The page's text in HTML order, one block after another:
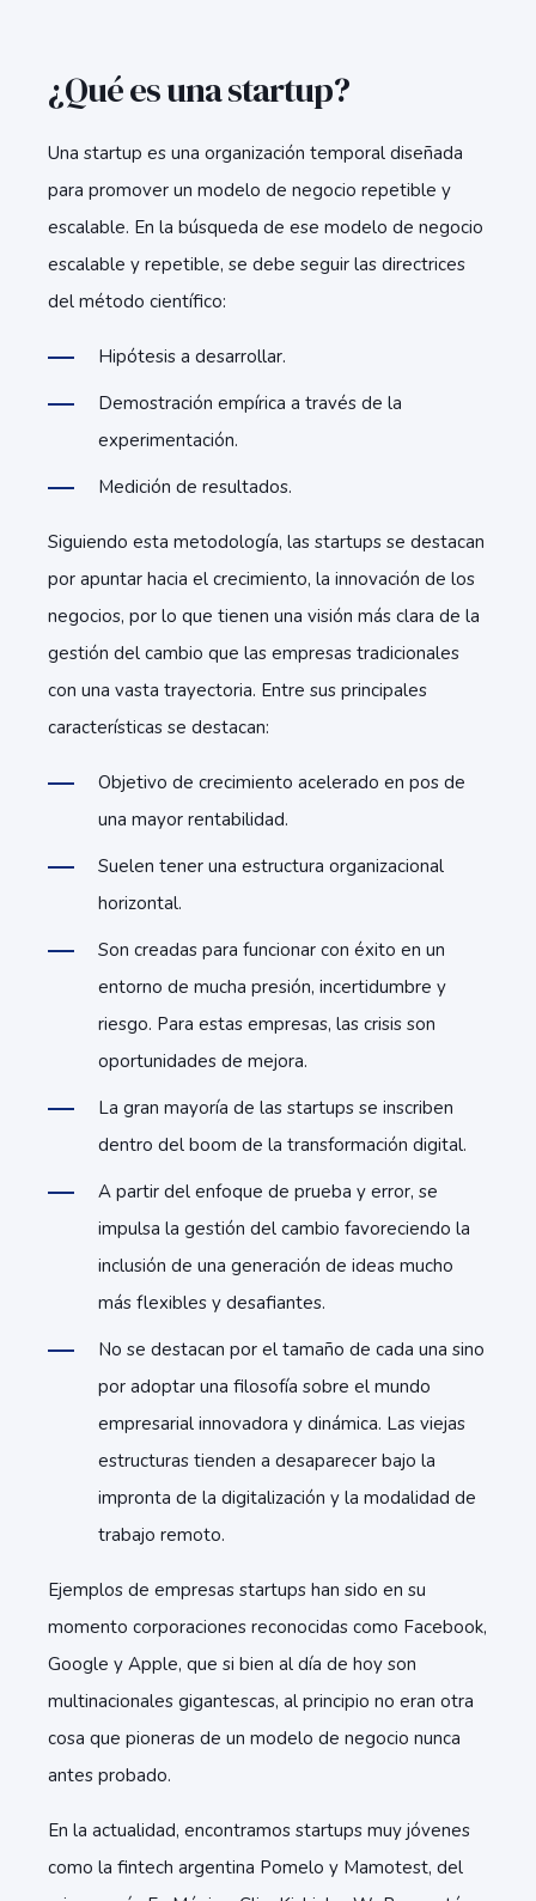
¿Qué es una startup?
Una startup es una organización temporal diseñada
para promover un modelo de negocio repetible y
escalable. En la búsqueda de ese modelo de negocio
escalable y repetible, se debe seguir las directrices
del método científico:
Hipótesis a desarrollar.
Demostración empírica a través de la
experimentación.
Medición de resultados.
Siguiendo esta metodología, las startups se destacan
por apuntar hacia el crecimiento, la innovación de los
negocios, por lo que tienen una visión más clara de la
gestión del cambio que las empresas tradicionales
con una vasta trayectoria. Entre sus principales
características se destacan:
Objetivo de crecimiento acelerado en pos de
una mayor rentabilidad.
Suelen tener una estructura organizacional
horizontal.
Son creadas para funcionar con éxito en un
entorno de mucha presión, incertidumbre y
riesgo. Para estas empresas, las crisis son
oportunidades de mejora.
La gran mayoría de las startups se inscriben
dentro del boom de la transformación digital.
A partir del enfoque de prueba y error, se
impulsa la gestión del cambio favoreciendo la
inclusión de una generación de ideas mucho
más flexibles y desafiantes.
No se destacan por el tamaño de cada una sino
por adoptar una filosofía sobre el mundo
empresarial innovadora y dinámica. Las viejas
estructuras tienden a desaparecer bajo la
impronta de la digitalización y la modalidad de
trabajo remoto.
Ejemplos de empresas startups han sido en su
momento corporaciones reconocidas como Facebook,
Google y Apple, que si bien al día de hoy son
multinacionales gigantescas, al principio no eran otra
cosa que pioneras de un modelo de negocio nunca
antes probado.
En la actualidad, encontramos startups muy jóvenes
como la fintech argentina Pomelo y Mamotest, del